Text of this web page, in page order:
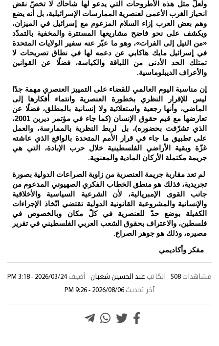
ولعلّ مثل هذه الأطروحات التي يدعو لها شاحاك لا تخصّ نقض
انحياز الغرب الأعمى لعنصرية الممارسات الإسرائيلية، بل أنه يضع
وهم بعض العرب إزاء السلام المزعوم مع إسرائيل في الميزان،
ويكشف على نحو فاضح مشاريعها المستترة والمخفية بالتمدّد
«من النيل إلى الفرات»، وهو ما عبّر عنه سفير الولايات المتحدة
في إسرائيل مايك هاكابي عن دعمه لها في نطاق تصريحات لا
تمتلك الحد الأدنى من اللياقة والكياسة، فضلًا عن القوانين
والأعراف الديبلوماسية.
إن مناسبة اليوم العالمي للقضاء على التمييز العنصري مهمة جدًا
ليس للإقرار النظري بخطورة العنصرية وانتماء أفكارها إلى
الماضي، وأنها رجعية واستعلائية ولا إنسانية بالمطلق، فضلًا عن
تعارضها مع قيم حقوق الإنسان (كما جاء في مؤتمر ديربن 2001،
الذي تشرّفت بحضوره)، بل لربط النظرية بالممارسة، والعمل
على تطبيق ما جاء في قرار الأمم المتحدة بالواقع الذي عاشته
غزّة وبقية الأراضي الفلسطينية خلال حرب الإبادة، التي هي
جريمة مكتملة الأركان المادية والمعنوية.
لم تعد مقاربة جريمة العنصرية من زاوية الصراعات الدولية بصورة
تجريدية، فذلك هو منطق الخطاب الفكري الصهيوني المدعوم من
جانب القوى الإمبريالية، لأن الشرعية السياسية والأخلاقية
والإنسانية والمشروعية القانونية الدولية تقتضي اتّخاذ الإجراءات
الكفيلة بوضع حدّ للعنصرية في كلّ مكان وبالخصوص في
فلسطين، والاعتراف بحقوق الشعب العربي الفلسطيني في تقرير
مصيره، وذلك هو جوهر الصراع.
مفكر وأكاديمي
مشاهدات 508 الكاتب عبد الحسين شعبان أضيف 2026/03/24 - 3:18 PM
آخر تحديث 2026/08/06 - 9:26 PM